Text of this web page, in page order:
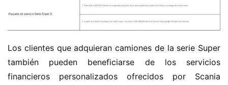
Los clientes que adquieran camiones de la serie Super
también pueden beneficiarse de los servicios
financieros personalizados ofrecidos por Scania